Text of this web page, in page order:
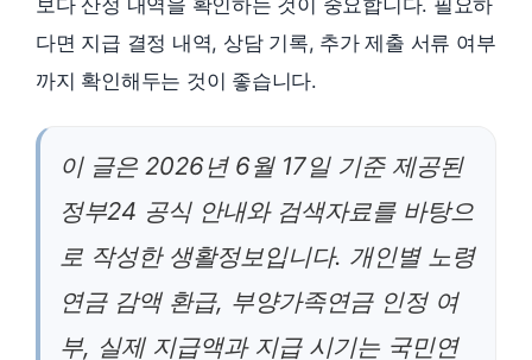
다면 지급 결정 내역, 상담 기록, 추가 제출 서류 여부
까지 확인해두는 것이 좋습니다.
이 글은 2026년 6월 17일 기준 제공된
정부24 공식 안내와 검색자료를 바탕으
로 작성한 생활정보입니다. 개인별 노령
연금 감액 환급, 부양가족연금 인정 여
부, 실제 지급액과 지급 시기는 국민연